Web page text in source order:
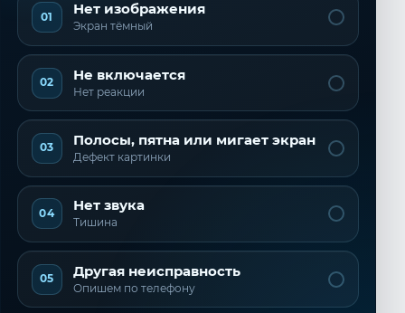
01 Нет изображения
Экран тёмный
02 Не включается
Нет реакции
03 Полосы, пятна или мигает экран
Дефект картинки
04 Нет звука
Тишина
05 Другая неисправность
Опишем по телефону